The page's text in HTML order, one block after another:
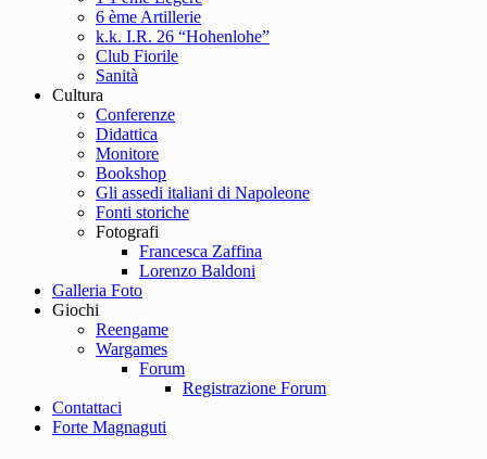
6 ème Artillerie
k.k. I.R. 26 “Hohenlohe”
Club Fiorile
Sanità
Cultura
Conferenze
Didattica
Monitore
Bookshop
Gli assedi italiani di Napoleone
Fonti storiche
Fotografi
Francesca Zaffina
Lorenzo Baldoni
Galleria Foto
Giochi
Reengame
Wargames
Forum
Registrazione Forum
Contattaci
Forte Magnaguti